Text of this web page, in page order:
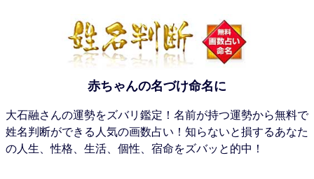
赤ちゃんの名づけ命名に
大石融さんの運勢をズバリ鑑定！名前が持つ運勢から無料で
姓名判断ができる人気の画数占い！知らないと損するあなた
の人生、性格、生活、個性、宿命をズバッと的中！